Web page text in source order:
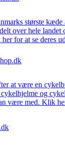
største
over hele landet
for at se deres
at være en
cykelhjelme og
være med. Klik